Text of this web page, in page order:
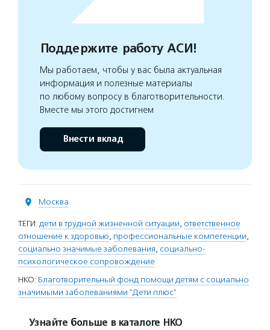
Поддержите работу АСИ!
Мы работаем, чтобы у вас была актуальная
информация и полезные материалы
по любому вопросу в благотворительности.
Вместе мы этого достигнем
Внести вклад
Москва
ТЕГИ: дети в трудной жизненной ситуации, ответственное
отношение к здоровью, профессиональные компетенции,
социально значимые заболевания, социально-
психологическое сопровождение
НКО: Благотворительный фонд помощи детям с социально
значимыми заболеваниями "Дети плюс"
Узнайте больше в каталоге НКО